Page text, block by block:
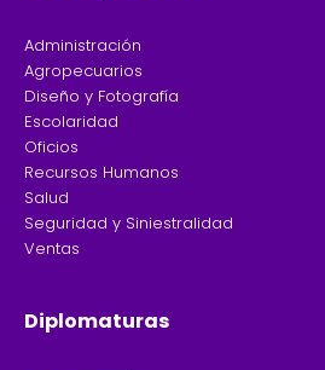
Administración
Agropecuarios
Diseño y Fotografía
Escolaridad
Oficios
Recursos Humanos
Salud
Seguridad y Siniestralidad
Ventas
Diplomaturas